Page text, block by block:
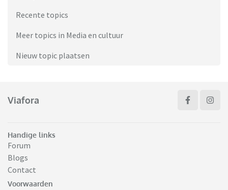
Recente topics
Meer topics in Media en cultuur
Nieuw topic plaatsen
Viafora
Handige links
Forum
Blogs
Contact
Voorwaarden